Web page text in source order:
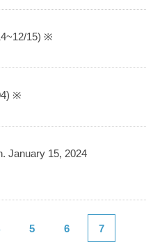
15) ※
※
January 15, 2024
5 6 7